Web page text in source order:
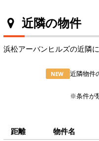
近隣の物件
浜松アーバンヒルズの近隣
NEW
近隣物件
※条件が
距離 物件名